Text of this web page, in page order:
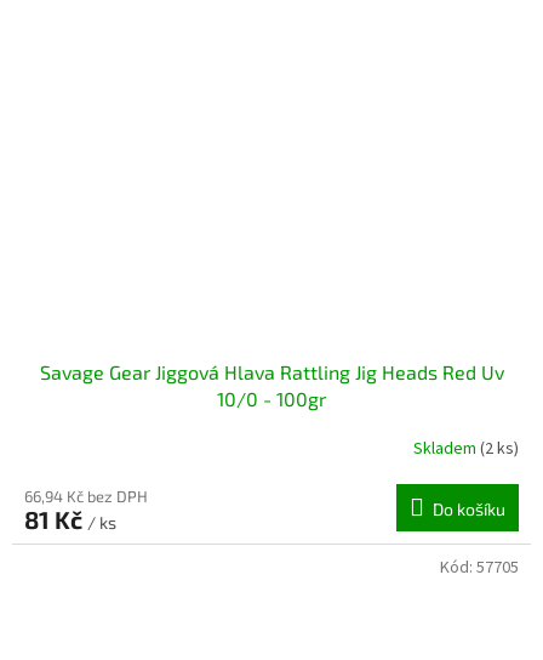
Savage Gear Jiggová Hlava Rattling Jig Heads Red Uv
10/0 - 100gr
Skladem (2 ks)
66,94 Kč bez DPH
81 Kč / ks
Do košíku
Kód: 57705